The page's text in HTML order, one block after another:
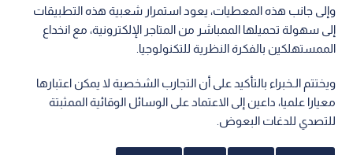
وإلى جانب هذه المعطيات، يعود استمرار شعبية هذه التطبيقات
إلى سهولة تحميلها الممباشر من المتاجر الإلكترونية، مع انخداع
الممستهلكين بالفكرة النظرية للتكنولوجيا.
ويختتم الـخبراء بالتأكيد على أن التجارب الشخصية لا يمكن اعتبارها
معيارا علميا، داعين إلى الاعتماد على الوسائل الوقائية الممثبتة
للتصدي للدغات البعوض.